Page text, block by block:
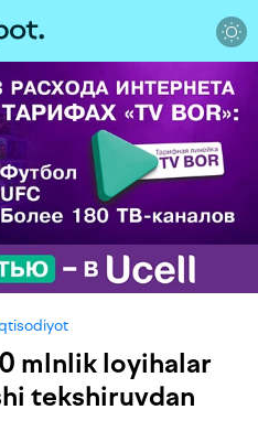
mlnlik loyihalar
tekshiruvdan